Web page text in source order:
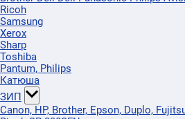
Ricoh
Samsung
Xerox
Sharp
Toshiba
Pantum, Philips
Катюша
ЗИП
Canon, HP, Brother, Epson, Duplo,